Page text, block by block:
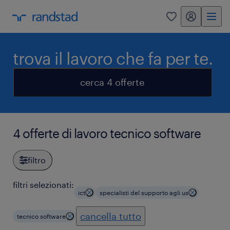
0 my randstad
trova il lavoro che fa per te.
cerca 4 offerte
4 offerte di lavoro tecnico software
filtro
filtri selezionati:
ict specialisti del supporto agli us
tecnico software cancella tutto